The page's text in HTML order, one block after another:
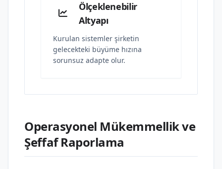
Ölçeklenebilir
Altyapı
Kurulan sistemler şirketin
gelecekteki büyüme hızına
sorunsuz adapte olur.
Operasyonel Mükemmellik ve
Şeffaf Raporlama